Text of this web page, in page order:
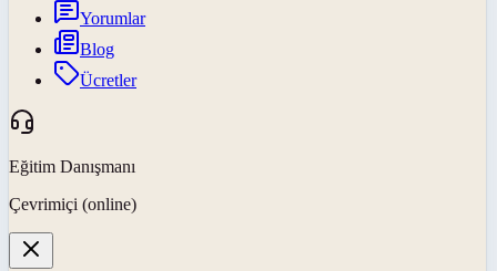
Yorumlar
Blog
Ücretler
Eğitim Danışmanı
Çevrimiçi (online)